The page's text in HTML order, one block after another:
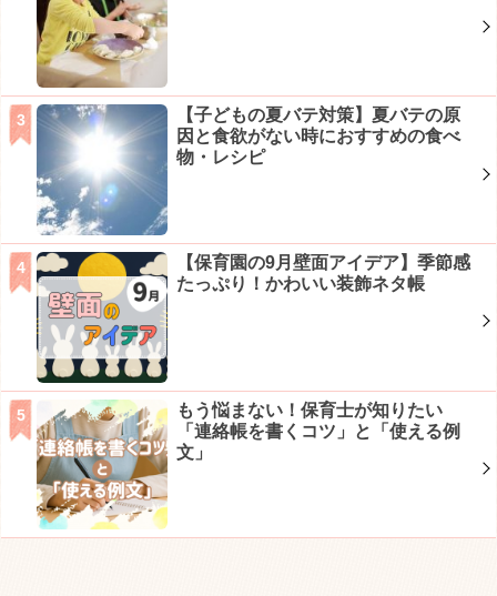
【子どもの夏バテ対策】夏バテの原
因と食欲がない時におすすめの食べ
物・レシピ
【保育園の9月壁面アイデア】季節感
たっぷり！かわいい装飾ネタ帳
もう悩まない！保育士が知りたい
「連絡帳を書くコツ」と「使える例
文」